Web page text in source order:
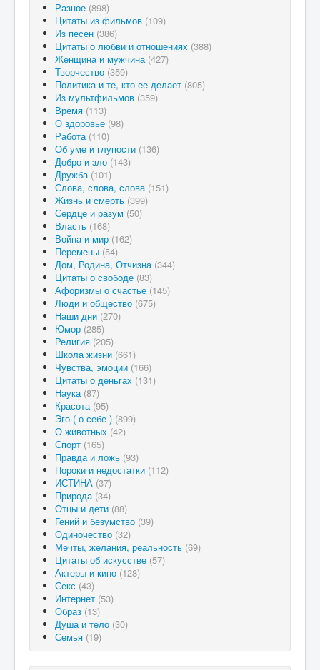
Разное (898)
Цитаты из фильмов (109)
Из песен (386)
Цитаты о любви и отношениях (388)
Женщина и мужчина (427)
Творчество (359)
Политика и те, кто ее делает (805)
Из мультфильмов (359)
Время (113)
О здоровье (98)
Работа (110)
Об уме и глупости (136)
Добро и зло (143)
Дружба (101)
Слова, слова, слова (151)
Жизнь и смерть (399)
Сердце и разум (50)
Власть (168)
Война и мир (162)
Перемены (54)
Дом, Родина, Отчизна (344)
Цитаты о свободе (83)
Афоризмы о счастье (145)
Люди и общество (675)
Наши дни (270)
Юмор (285)
Религия (205)
Школа жизни (661)
Чувства, эмоции (166)
Цитаты о деньгах (131)
Наука (87)
Красота (95)
Эго ( о себе ) (899)
О животных (42)
Спорт (165)
Правда и ложь (93)
Пороки и недостатки (112)
ИСТИНА (37)
Природа (34)
Отцы и дети (88)
Гений и безумство (39)
Одиночество (32)
Мечты, желания, реальность (69)
Цитаты об искусстве (57)
Актеры и кино (128)
Секс (43)
Интернет (53)
Образ (13)
Душа и тело (30)
Семья (19)